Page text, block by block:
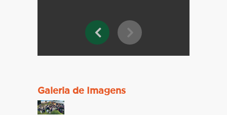
Galeria de Imagens